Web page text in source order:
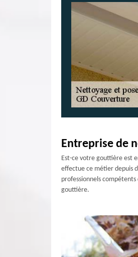
Entreprise de
Est-ce votre gouttière est
effectue ce métier depuis
professionnels
gouttière.